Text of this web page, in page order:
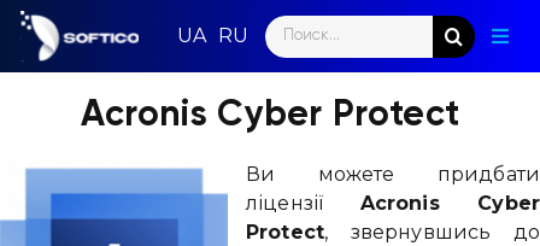
Skip
content
Search
for:
Acronis Cyber ​​Protect
Ви можете придбати
ліцензії Acronis Cyber
Protect, звернувшись до